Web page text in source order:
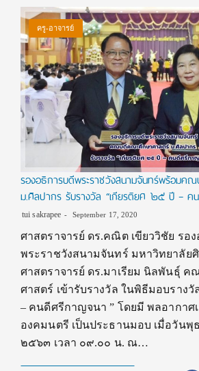
ครู-อาจารย์
รองอธิการบดีพระราชวังสนามจันทร์พร้อม
ม.ศิลปากร รับรางวัล “เกียรติยศ ๒๕ ปี –
tui sakrapee September 17, 2020
ศาสตราจารย์ ดร.คณิต เขียววิชัย รอ
พระราชวังสนามจันทร์ มหาวิทยาลัย
ศาสตราจารย์ ดร.มาเรียม นิลพันธ์ุ
ศาสตร์ เข้ารับรางวัล ในพิธีมอบรางวั
– คนดีศรีกาญจนา ” โดยมี พลอากาศ
องคมนตรี เป็นประธานมอบ เมื่อวันพุ
๒๕๖๓ เวลา ๐๙.๐๐ น. ณ…